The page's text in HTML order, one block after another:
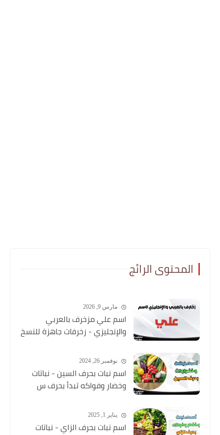
المحتوى الرائج
مارس 9, 2026
اسم علي مزخرف بالعربي
والإنجليزي - زخرفات جاهزة للنسخ
نوفمبر 26, 2024
اسم نبات بحرف السين - نباتات
وخضار وفواكه تبدأ بحرف س
يناير 1, 2025
اسم نبات بحرف الزاي - نباتات